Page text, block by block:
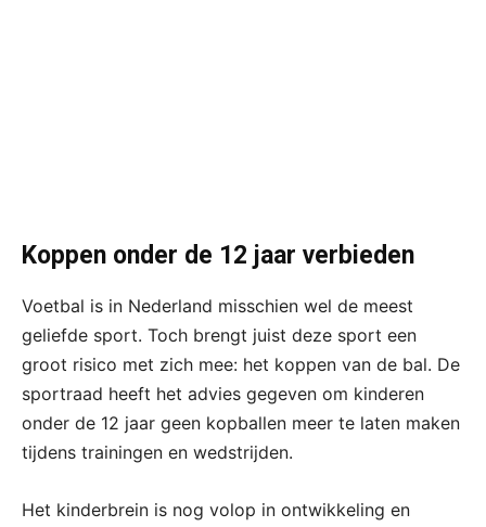
Koppen onder de 12 jaar verbieden
Voetbal is in Nederland misschien wel de meest
geliefde sport. Toch brengt juist deze sport een
groot risico met zich mee: het koppen van de bal. De
sportraad heeft het advies gegeven om kinderen
onder de 12 jaar geen kopballen meer te laten maken
tijdens trainingen en wedstrijden.
Het kinderbrein is nog volop in ontwikkeling en